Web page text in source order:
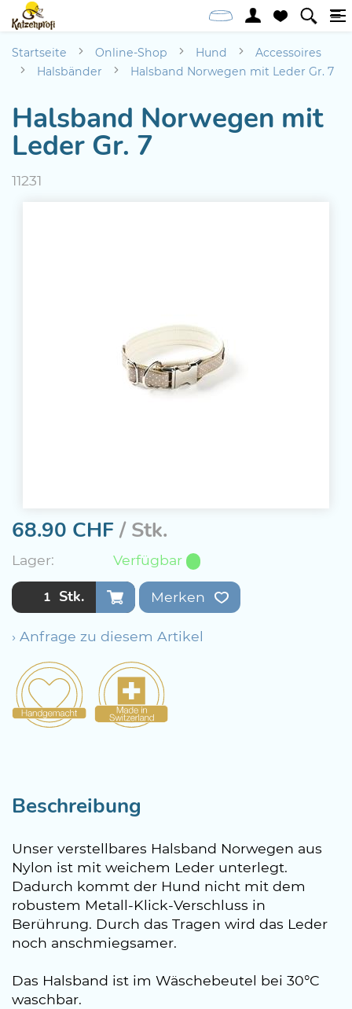
Startseite Online-Shop Hund
Accessoires
Halsbänder
Halsband Norwegen mit Leder Gr. 7
Halsband Norwegen mit
Leder Gr. 7
11231
68.90 CHF/ Stk.
Lager: Verfügbar
Stk. Merken
› Anfrage zu diesem Artikel
Beschreibung
Unser verstellbares Halsband Norwegen aus
Nylon ist mit weichem Leder unterlegt.
Dadurch kommt der Hund nicht mit dem
robustem Metall-Klick-Verschluss in
Berührung. Durch das Tragen wird das Leder
noch anschmiegsamer.
Das Halsband ist im Wäschebeutel bei 30°C
waschbar.